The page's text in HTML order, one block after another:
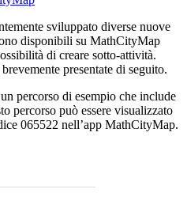
sviluppato diverse nuove
disponibili su MathCityMap
di creare sotto-attività.
presentate di seguito.
percorso di esempio che include
percorso può essere visualizzato
065522 nell’app MathCityMap.